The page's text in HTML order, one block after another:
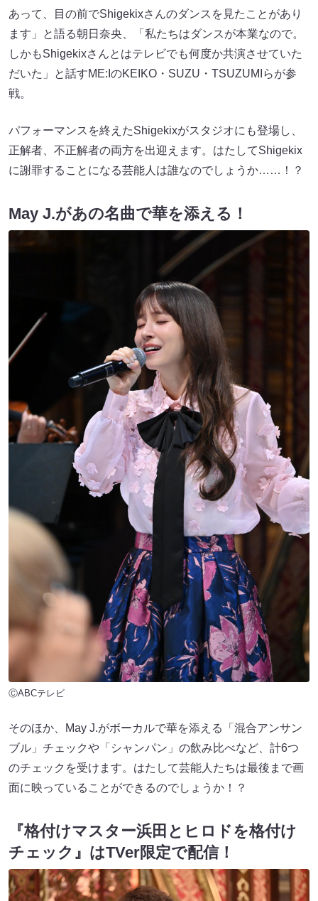
あって、目の前でShigekixさんのダンスを見たことがあり
ます」と語る朝日奈央、「私たちはダンスが本業なので。
しかもShigekixさんとはテレビでも何度か共演させていた
だいた」と話すME:IのKEIKO・SUZU・TSUZUMIらが参
戦。
パフォーマンスを終えたShigekixがスタジオにも登場し、
正解者、不正解者の両方を出迎えます。はたしてShigekix
に謝罪することになる芸能人は誰なのでしょうか……！？
May J.があの名曲で華を添える！
ⒸABCテレビ
そのほか、May J.がボーカルで華を添える「混合アンサン
ブル」チェックや「シャンパン」の飲み比べなど、計6つ
のチェックを受けます。はたして芸能人たちは最後まで画
面に映っていることができるのでしょうか！？
『格付けマスター浜田とヒロドを格付け
チェック』はTVer限定で配信！